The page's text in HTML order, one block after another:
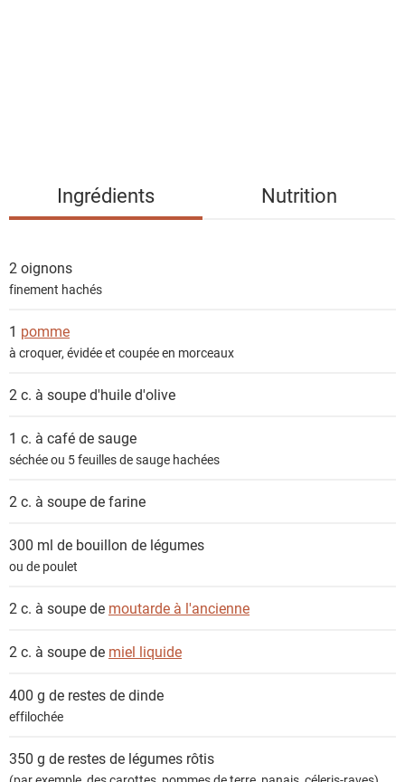
i
e
n
t
Ingrédients Nutrition
2 oignons
finement hachés
1 pomme
à croquer, évidée et coupée en morceaux
2 c. à souped'huile d'olive
1 c. à café desauge
séchée ou 5 feuilles de sauge hachées
2 c. à soupe defarine
300 ml de bouillon de légumes
ou de poulet
2 c. à soupe de moutarde à l'ancienne
2 c. à soupe de miel liquide
400 g de restes dedinde
effilochée
350 g de restes de légumes rôtis